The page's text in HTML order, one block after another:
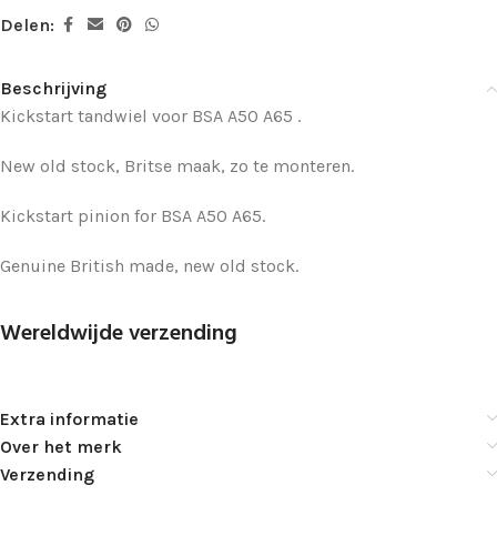
Delen:
Beschrijving
Kickstart tandwiel voor BSA A50 A65 .
New old stock, Britse maak, zo te monteren.
Kickstart pinion for BSA A50 A65.
Genuine British made, new old stock.
Wereldwijde verzending
Extra informatie
Over het merk
Verzending